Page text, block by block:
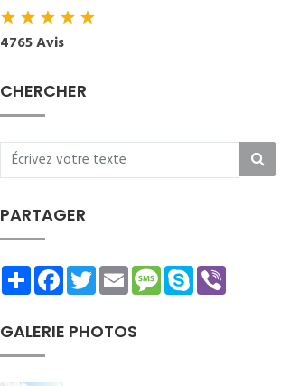
★★★★★
4765 Avis
CHERCHER
PARTAGER
ShareFacebookTwitterEmailMessage
Skype
GALERIE PHOTOS